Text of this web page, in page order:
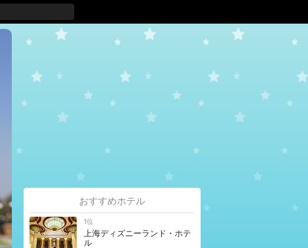
おすすめホテル
1位
上海ディズニーランド・ホテ
ル